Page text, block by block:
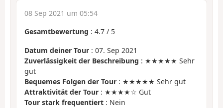
08 Sep 2021 um 05:54
Gesamtbewertung : 4.7 / 5
Datum deiner Tour : 07. Sep 2021
Zuverlässigkeit der Beschreibung : ★★★★★ Sehr
gut
Bequemes Folgen der Tour : ★★★★★ Sehr gut
Attraktivität der Tour : ★★★★☆ Gut
Tour stark frequentiert : Nein